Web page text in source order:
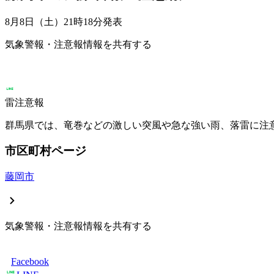
8月8日（土）21時18分発表
気象警報・注意報情報を共有する
雷注意報
群馬県では、竜巻などの激しい突風や急な強い雨、落雷に注
市区町村ページ
藤岡市
気象警報・注意報情報を共有する
Facebook